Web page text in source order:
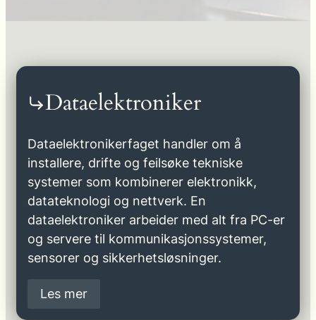
Dataelektroniker
Dataelektronikerfaget handler om å
installere, drifte og feilsøke tekniske
systemer som kombinerer elektronikk,
datateknologi og nettverk. En
dataelektroniker arbeider med alt fra PC-er
og servere til kommunikasjonssystemer,
sensorer og sikkerhetsløsninger.
Les mer